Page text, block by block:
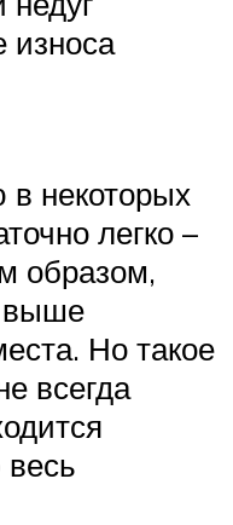
износа
в некоторых
легко –
образом,
выше
Но такое
всегда